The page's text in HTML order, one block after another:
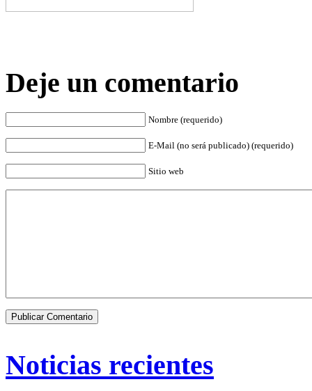
Deje un comentario
Nombre (requerido)
E-Mail (no será publicado) (requerido)
Sitio web
Noticias recientes